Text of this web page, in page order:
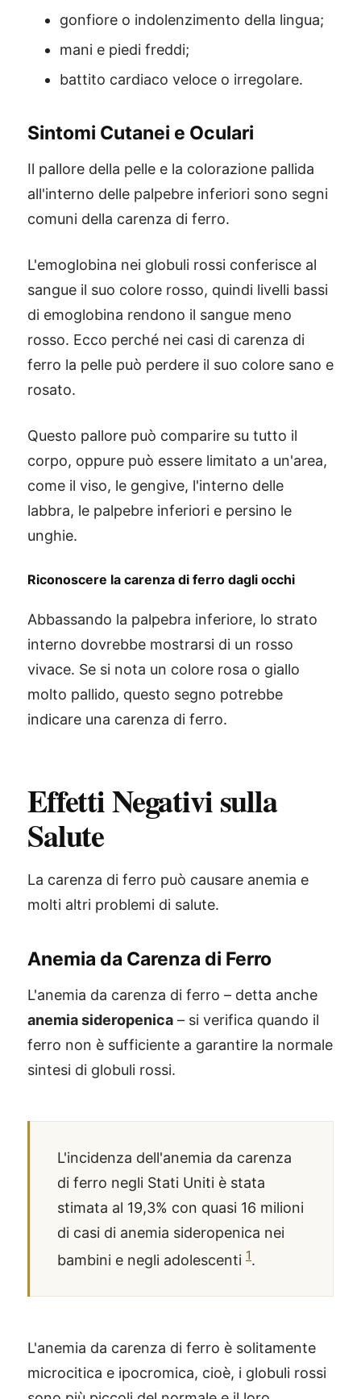
gonfiore o indolenzimento della lingua;
mani e piedi freddi;
battito cardiaco veloce o irregolare.
Sintomi Cutanei e Oculari
Il pallore della pelle e la colorazione pallida
all'interno delle palpebre inferiori sono segni
comuni della carenza di ferro.
L'emoglobina nei globuli rossi conferisce al
sangue il suo colore rosso, quindi livelli bassi
di emoglobina rendono il sangue meno
rosso. Ecco perché nei casi di carenza di
ferro la pelle può perdere il suo colore sano e
rosato.
Questo pallore può comparire su tutto il
corpo, oppure può essere limitato a un'area,
come il viso, le gengive, l'interno delle
labbra, le palpebre inferiori e persino le
unghie.
Riconoscere la carenza di ferro dagli occhi
Abbassando la palpebra inferiore, lo strato
interno dovrebbe mostrarsi di un rosso
vivace. Se si nota un colore rosa o giallo
molto pallido, questo segno potrebbe
indicare una carenza di ferro.
Effetti Negativi sulla
Salute
La carenza di ferro può causare anemia e
molti altri problemi di salute.
Anemia da Carenza di Ferro
L'anemia da carenza di ferro – detta anche
anemia sideropenica – si verifica quando il
ferro non è sufficiente a garantire la normale
sintesi di globuli rossi.
L'incidenza dell'anemia da carenza
di ferro negli Stati Uniti è stata
stimata al 19,3% con quasi 16 milioni
di casi di anemia sideropenica nei
bambini e negli adolescenti 1.
L'anemia da carenza di ferro è solitamente
microcitica e ipocromica, cioè, i globuli rossi
X115 ®-
SCOPRI COME FUNZIONA